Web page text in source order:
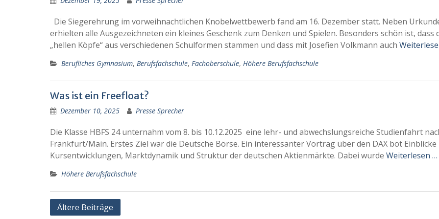
Die Siegerehrung im vorweihnachtlichen Knobelwettbewerb fand am 16. Dezember statt. Neben
erhielten alle Ausgezeichneten ein kleines Geschenk zum Denken und Spielen. Besonders schön ist, dass
„hellen Köpfe“ aus verschiedenen Schulformen stammen und dass mit Josefien Volkmann auch
Berufliches Gymnasium, Berufsfachschule, Fachoberschule, Höhere Berufsfachschule
Was ist ein Freefloat?
Dezember 10, 2025 Presse Sprecher
Die Klasse HBFS 24 unternahm vom 8. bis 10.12.2025 eine lehr- und abwechslungsreiche Studienfahrt
Frankfurt/Main. Erstes Ziel war die Deutsche Börse. Ein interessanter Vortrag über den DAX bot Einblicke
Kursentwicklungen, Marktdynamik und Struktur der deutschen Aktienmärkte. Dabei wurde Weiterlesen …
Höhere Berufsfachschule
Beitragsnavigation
Ältere Beiträge